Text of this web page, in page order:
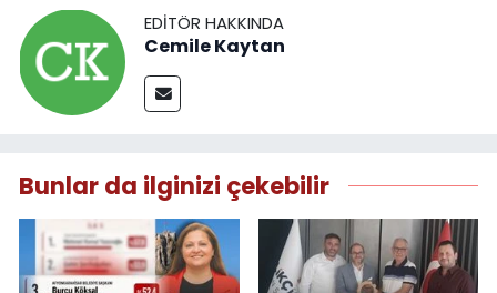
EDITÖR HAKKINDA
Cemile Kaytan
Bunlar da ilginizi çekebilir